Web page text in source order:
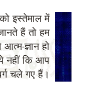
इस्तेमाल में
हैं तो हम
ज्ञान हो
नहीं कि आप
चले गए हैं।